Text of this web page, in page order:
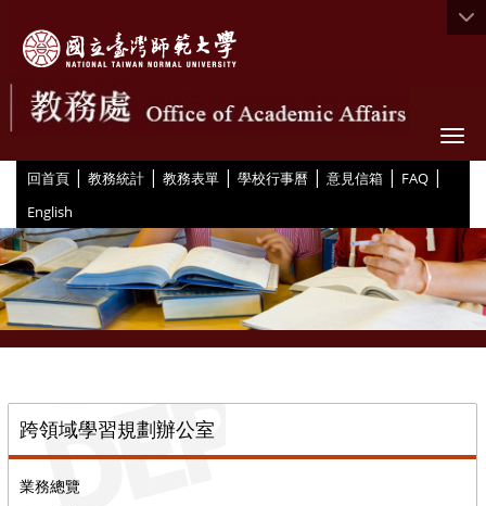
回首頁 | 教務統計 | 教務表單 | 學校行事曆 | 意見信箱 | FAQ |
English
跨領域學習規劃辦公室
業務總覽